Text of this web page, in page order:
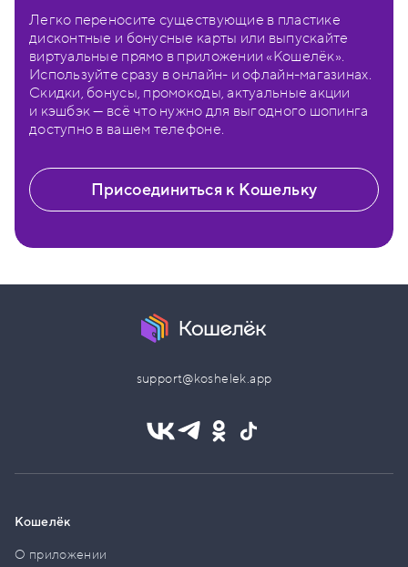
Легко переносите существующие в пластике
дисконтные и бонусные карты или выпускайте
виртуальные прямо в приложении «Кошелёк».
Используйте сразу в онлайн- и офлайн-магазинах.
Скидки, бонусы, промокоды, актуальные акции
и кэшбэк — всё что нужно для выгодного шопинга
доступно в вашем телефоне.
Присоединиться к Кошельку
support@koshelek.app
Кошелёк
О приложении